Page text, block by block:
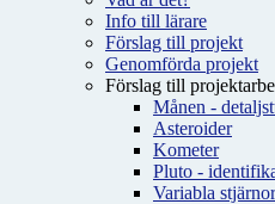
Info till lärare
Förslag till projekt
Genomförda projekt
Förslag till
Månen -
Asteroider
Kometer
Pluto -
Variabla stjärnor